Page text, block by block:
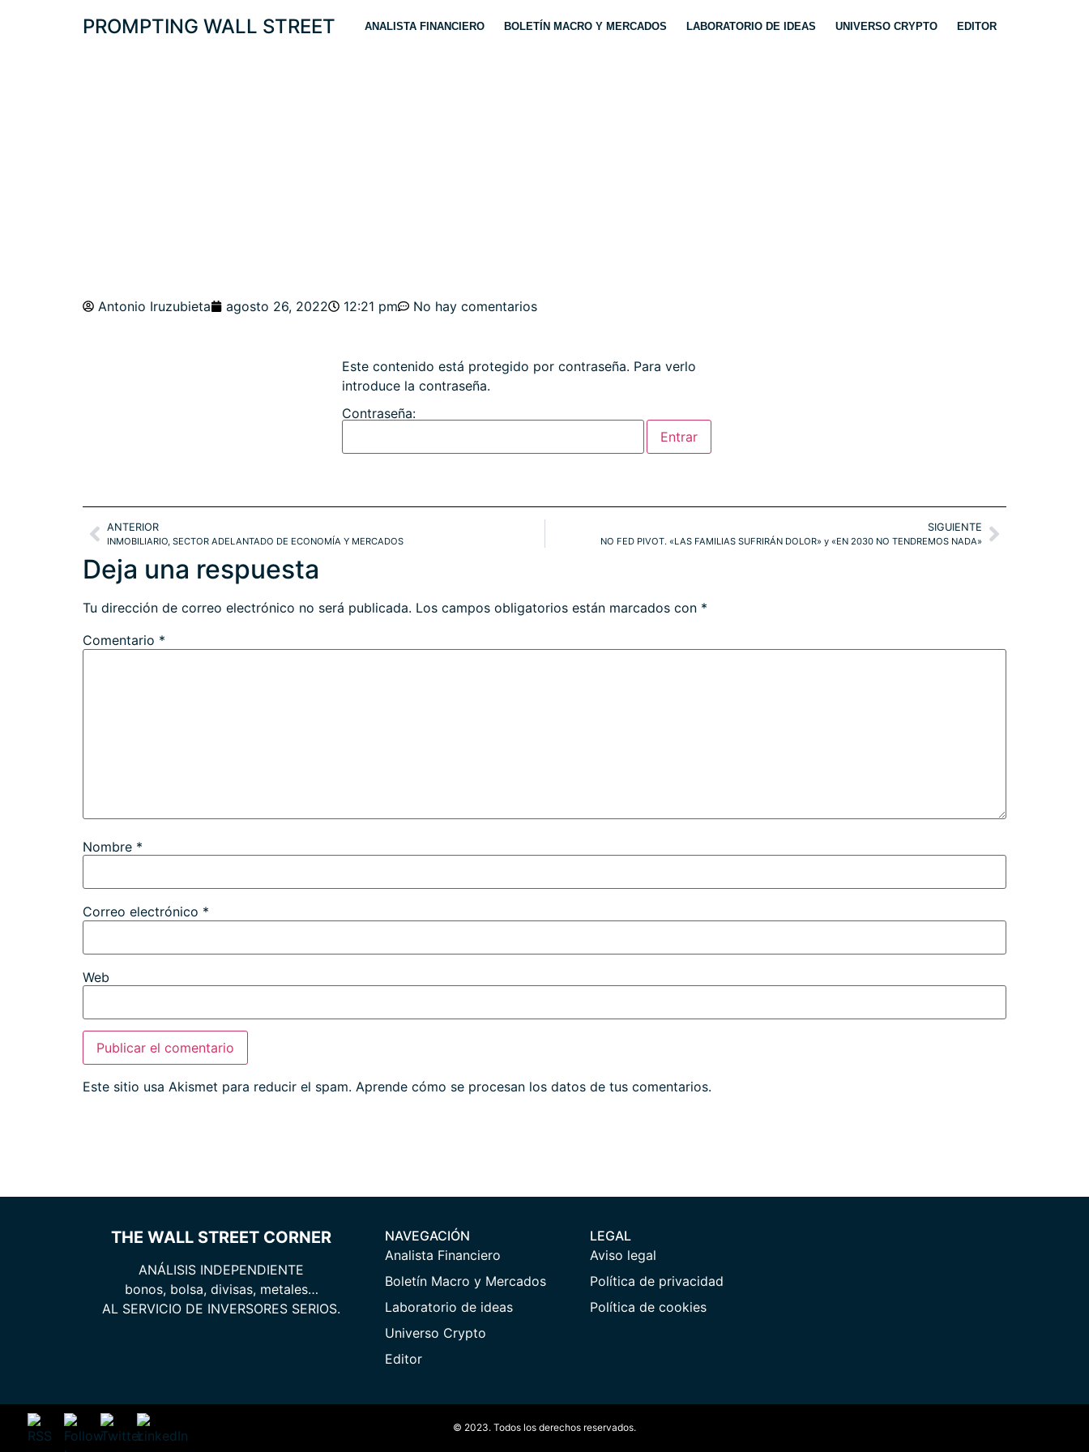
PROMPTING WALL STREET ANALISTA FINANCIERO BOLETÍN MACRO Y MERCADOS LABORATORIO DE IDEAS UNIVERSO CRYPTO EDITOR
Antonio Iruzubieta agosto 26, 2022 12:21 pm No hay comentarios
Este contenido está protegido por contraseña. Para verlo
introduce la contraseña.
Contraseña:
ANTERIOR
INMOBILIARIO, SECTOR ADELANTADO DE ECONOMÍA Y MERCADOS
SIGUIENTE
NO FED PIVOT. «LAS FAMILIAS SUFRIRÁN DOLOR» y «EN 2030 NO TENDREMOS NADA»
Deja una respuesta
Tu dirección de correo electrónico no será publicada. Los campos obligatorios están marcados con *
Comentario *
Nombre *
Correo electrónico *
Web
Este sitio usa Akismet para reducir el spam. Aprende cómo se procesan los datos de tus comentarios.
THE WALL STREET CORNER
ANÁLISIS INDEPENDIENTE
bonos, bolsa, divisas, metales…
AL SERVICIO DE INVERSORES SERIOS.
NAVEGACIÓN
Analista Financiero
Boletín Macro y Mercados
Laboratorio de ideas
Universo Crypto
Editor
LEGAL
Aviso legal
Política de privacidad
Política de cookies
© 2023. Todos los derechos reservados.